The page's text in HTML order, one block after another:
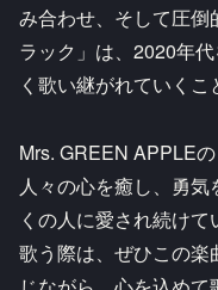
み合わせ、そして圧倒
ラック」は、2020年
く歌い継がれていくこ
Mrs. GREEN APPLE
人々の心を癒し、勇
くの人に愛され続け
歌う際は、ぜひこの